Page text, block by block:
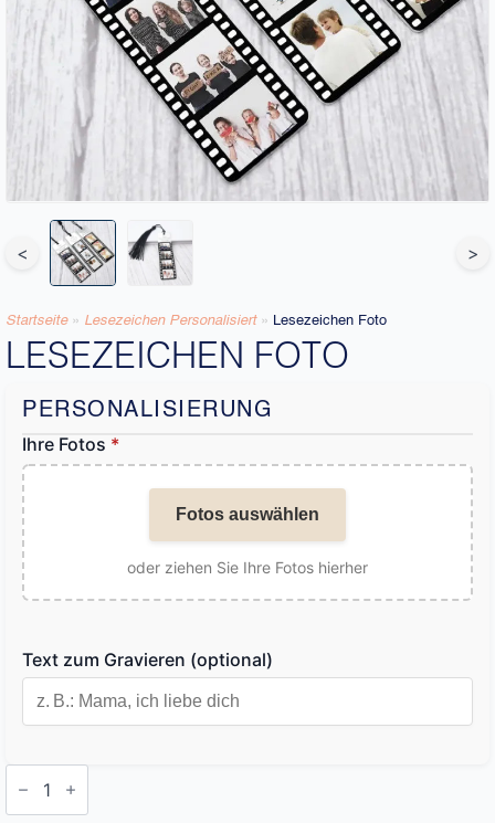
< >
Startseite » Lesezeichen Personalisiert » Lesezeichen Foto
LESEZEICHEN FOTO
PERSONALISIERUNG
Ihre Fotos *
Fotos auswählen
oder ziehen Sie Ihre Fotos hierher
Text zum Gravieren (optional)
Lesezeichen
Foto
Menge